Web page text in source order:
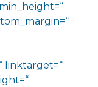
linktarget=“